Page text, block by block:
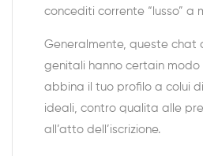
concediti corrente “lusso” a
Generalmente, queste chat
genitali hanno certain modo
abbina il tuo profilo a colui
ideali, contro qualita alle
all’atto dell’iscrizione.